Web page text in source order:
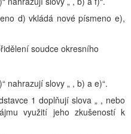
d) vkládá nové písmeno e),
soudce okresního
nahrazují slovy „ , b) a e)“.
1 doplňují slova „ , nebo
využití jeho zkušeností k